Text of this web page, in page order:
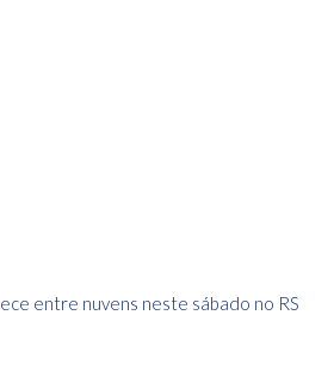
entre nuvens neste sábado no RS